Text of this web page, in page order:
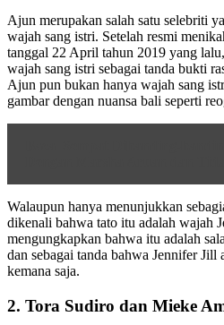
Ajun merupakan salah satu selebriti
wajah sang istri. Setelah resmi
tanggal 22 April tahun 2019 yang
wajah sang istri sebagai tanda bukti
Ajun pun bukan hanya wajah sang
gambar dengan nuansa bali seperti
Walaupun hanya menunjukkan
dikenali bahwa tato itu adalah wajah
mengungkapkan bahwa itu adalah
dan sebagai tanda bahwa Jennifer
kemana saja.
2. Tora Sudiro dan Mieke